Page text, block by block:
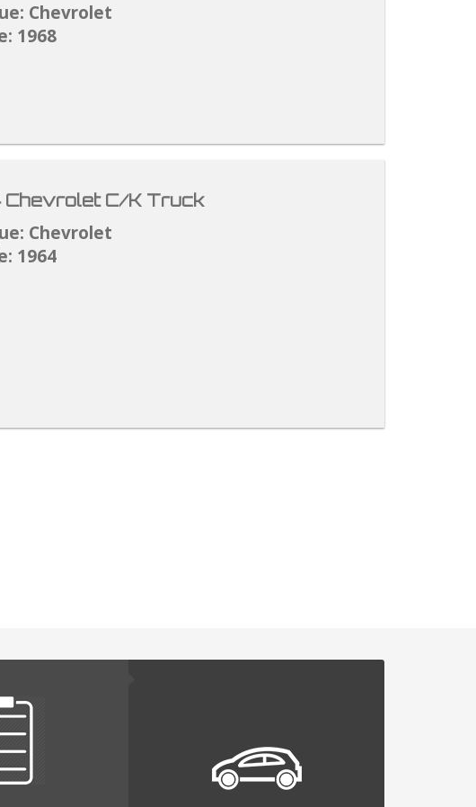
Chevrolet
1968
Chevrolet C/K Truck
Chevrolet
1964